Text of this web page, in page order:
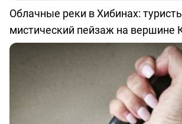
Облачные реки в Хибинах:
мистический пейзаж на вершине